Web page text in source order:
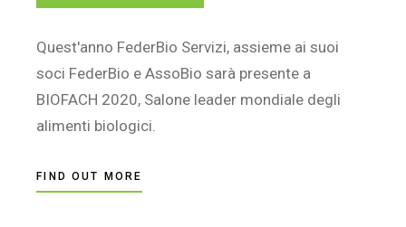
Quest'anno FederBio Servizi, assieme ai suoi
soci FederBio e AssoBio sarà presente a
BIOFACH 2020, Salone leader mondiale degli
alimenti biologici.
FIND OUT MORE